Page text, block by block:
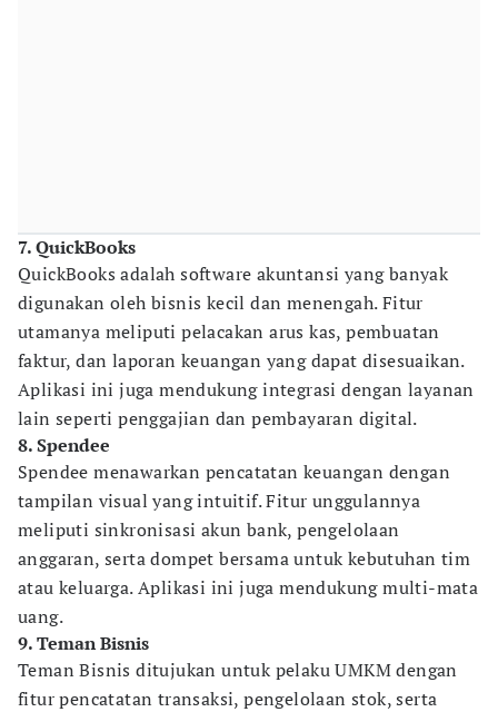
7. QuickBooks
QuickBooks adalah software akuntansi yang banyak
digunakan oleh bisnis kecil dan menengah. Fitur
utamanya meliputi pelacakan arus kas, pembuatan
faktur, dan laporan keuangan yang dapat disesuaikan.
Aplikasi ini juga mendukung integrasi dengan layanan
lain seperti penggajian dan pembayaran digital.
8. Spendee
Spendee menawarkan pencatatan keuangan dengan
tampilan visual yang intuitif. Fitur unggulannya
meliputi sinkronisasi akun bank, pengelolaan
anggaran, serta dompet bersama untuk kebutuhan tim
atau keluarga. Aplikasi ini juga mendukung multi-mata
uang.
9. Teman Bisnis
Teman Bisnis ditujukan untuk pelaku UMKM dengan
fitur pencatatan transaksi, pengelolaan stok, serta